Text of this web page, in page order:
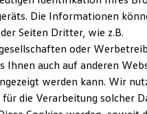
und Updates
ID.
Die Informationen
Seiten Dritter, wie z.B.
oder
Ihnen auch auf anderen
werden kann. Wir
die Verarbeitung solcher